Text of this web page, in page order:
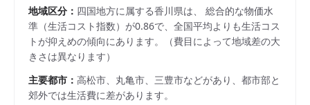
地域区分： 四国地方に属する香川県は、 総合的な物価水
準（生活コスト指数）が0.86で、 全国平均よりも生活コス
トが抑えめの傾向にあります。
（費目によって地域差の大
きさは異なります）
主要都市： 高松市、丸亀市、三豊市などがあり、都市部と
郊外では生活費に差があります。